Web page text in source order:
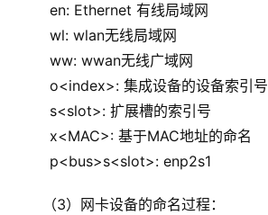
en: Ethernet 有线局域网
wl: wlan无线局域网
ww: wwan无线广域网
o<index>: 集成设备的设备索引号
s<slot>: 扩展槽的索引号
x<MAC>: 基于MAC地址的命名
p<bus>s<slot>: enp2s1
（3）网卡设备的命名过程：